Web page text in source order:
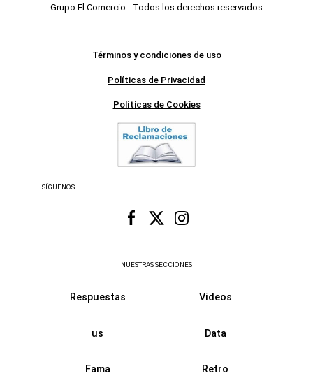
Grupo El Comercio - Todos los derechos reservados
Términos y condiciones de uso
Políticas de Privacidad
Políticas de Cookies
SÍGUENOS
NUESTRAS SECCIONES
Respuestas Videos
us Data
Fama Retro